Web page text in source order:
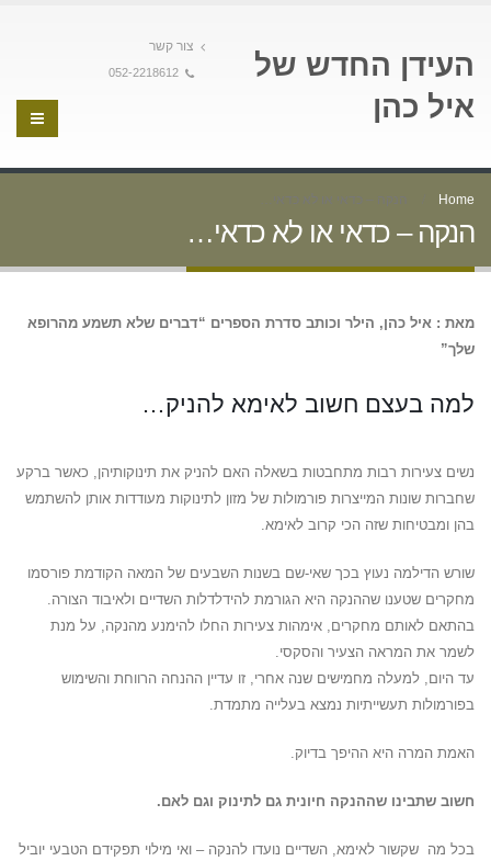
העידן החדש של
איל כהן
צור קשר
052-2218612
Home הנקה – כדאי או לא כדאי…
הנקה – כדאי או לא כדאי…
מאת : איל כהן, הילר וכותב סדרת הספרים “דברים שלא תשמע מהרופא
שלך”
למה בעצם חשוב לאימא להניק…
נשים צעירות רבות מתחבטות בשאלה האם להניק את תינוקותיהן, כאשר ברקע
שחברות שונות המייצרות פורמולות של מזון לתינוקות מעודדות אותן להשתמש
בהן ומבטיחות שזה הכי קרוב לאימא.
שורש הדילמה נעוץ בכך שאי-שם בשנות השבעים של המאה הקודמת פורסמו
מחקרים שטענו שההנקה היא הגורמת להידלדלות השדיים ולאיבוד הצורה.
בהתאם לאותם מחקרים, אימהות צעירות החלו להימנע מהנקה, על מנת
לשמר את המראה הצעיר והסקסי.
עד היום, למעלה מחמישים שנה אחרי, זו עדיין ההנחה הרווחת והשימוש
בפורמולות תעשייתיות נמצא בעלייה מתמדת.
האמת המרה היא ההיפך בדיוק.
חשוב שתבינו שההנקה חיונית גם לתינוק וגם לאם.
בכל מה שקשור לאימא, השדיים נועדו להנקה – ואי מילוי תפקידם הטבעי יוביל